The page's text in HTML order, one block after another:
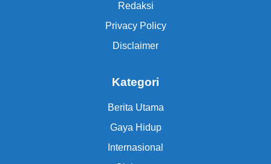
Redaksi
Privacy Policy
Disclaimer
Kategori
Berita Utama
Gaya Hidup
Internasional